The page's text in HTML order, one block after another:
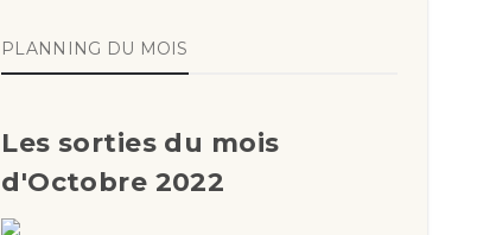
PLANNING DU MOIS
Les sorties du mois
d'Octobre 2022